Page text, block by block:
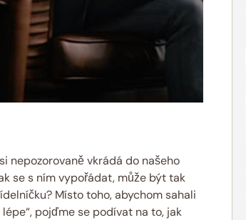
nepozorovaně vkrádá do našeho
se s ním vypořádat, může být tak
Místo toho, abychom sahali
pojďme se podívat na to, jak